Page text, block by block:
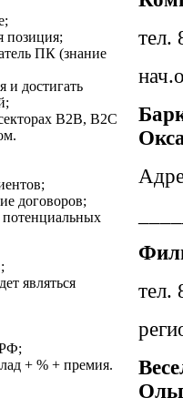
позиция;
ПК (знание
и достигать
B2B, B2C
договоров;
являться
+ % + премия.
тел.
тел.